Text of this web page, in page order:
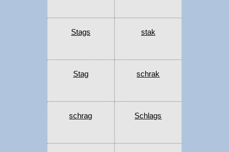
Stags stak
Stag schrak
schrag Schlags